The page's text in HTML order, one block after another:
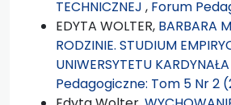
TECHNICZNEJ , Forum
EDYTA WOLTER, BARBARA
RODZINIE. STUDIUM
UNIWERSYTETU
Pedagogiczne: Tom 5 Nr 2